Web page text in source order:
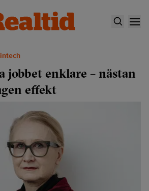
jobbet enklare – nästan
effekt